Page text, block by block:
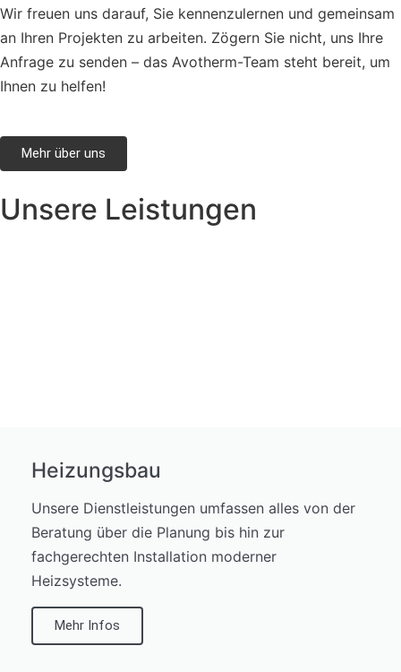
Wir freuen uns darauf, Sie kennenzulernen und gemeinsam
an Ihren Projekten zu arbeiten. Zögern Sie nicht, uns Ihre
Anfrage zu senden – das Avotherm-Team steht bereit, um
Ihnen zu helfen!
Mehr über uns
Unsere Leistungen
Heizungsbau
Unsere Dienstleistungen umfassen alles von der
Beratung über die Planung bis hin zur
fachgerechten Installation moderner
Heizsysteme.
Mehr Infos